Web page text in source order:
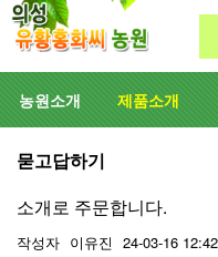
농원소개 제품소개
묻고답하기
소개로 주문합니다.
작성자 이유진 24-03-16 12:42